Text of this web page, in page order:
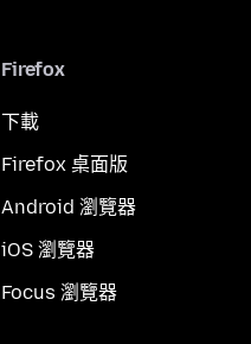
Firefox
下載
Firefox 桌面版
Android 瀏覽器
iOS 瀏覽器
Focus 瀏覽器